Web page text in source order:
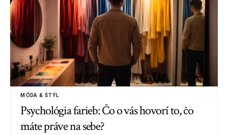
MÓDA & ŠTÝL
Psychológia farieb: Čo o vás hovorí to, čo
máte práve na sebe?